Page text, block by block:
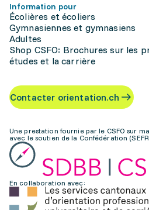
Information pour
Écolières et écoliers
Gymnasiennes et gymnasiens
Adultes
Shop CSFO: Brochures sur les
études et la carrière
Contacter orientation.ch
Une prestation fournie par le CSFO sur
avec le soutien de la Confédération
En collaboration avec: